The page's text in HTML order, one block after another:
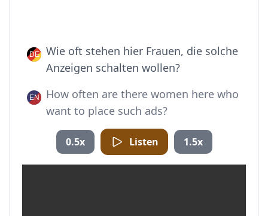
Wie oft stehen hier Frauen, die solche
Anzeigen schalten wollen?
How often are there women here who
want to place such ads?
0.5x Listen 1.5x